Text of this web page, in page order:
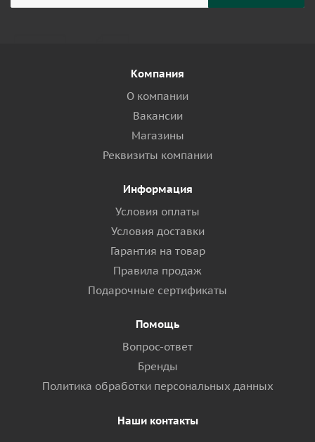
Компания
О компании
Вакансии
Магазины
Реквизиты компании
Информация
Условия оплаты
Условия доставки
Гарантия на товар
Правила продаж
Подарочные сертификаты
Помощь
Вопрос-ответ
Бренды
Политика обработки персональных данных
Наши контакты